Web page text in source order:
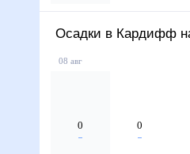
Осадки в Кардифф
08 авг
0 0